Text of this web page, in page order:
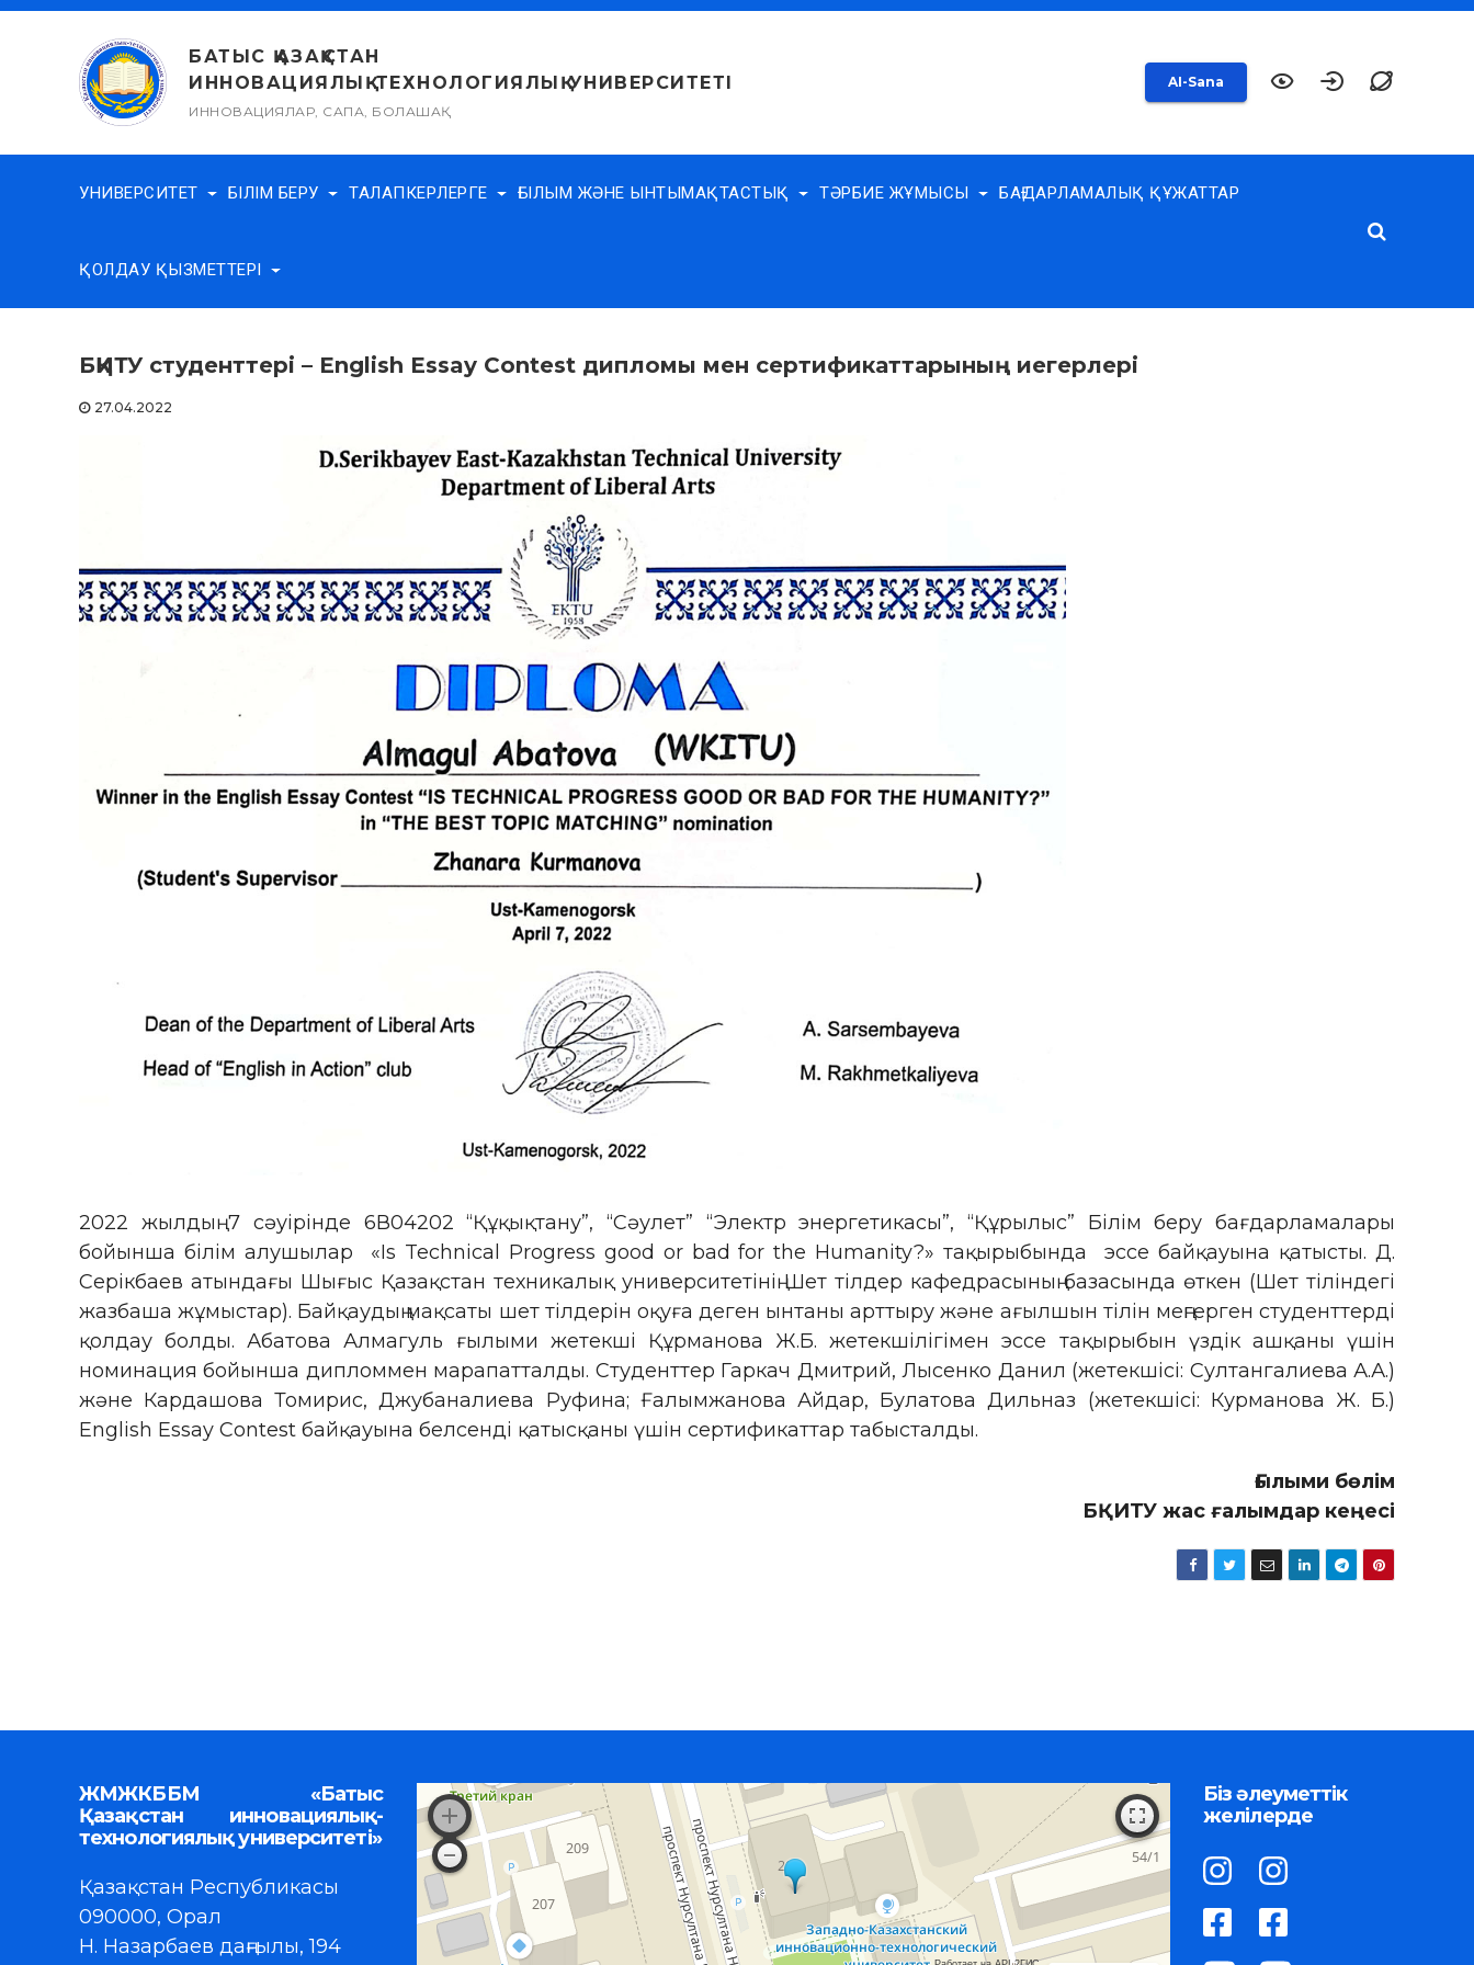
Skip
БАТЫС ҚАЗАҚСТАН
ИННОВАЦИЯЛЫҚ-ТЕХНОЛОГИЯЛЫҚ УНИВЕРСИТЕТІ
ИННОВАЦИЯЛАР, САПА, БОЛАШАҚ
AI-Sana
УНИВЕРСИТЕТ БІЛІМ БЕРУ ТАЛАПКЕРЛЕРГЕ ҒЫЛЫМ ЖӘНЕ ЫНТЫМАҚТАСТЫҚ ТӘРБИЕ ЖҰМЫСЫ БАҒДАРЛАМАЛЫҚ ҚҰЖАТТАР
ҚОЛДАУ ҚЫЗМЕТТЕРІ
БҚИТУ студенттері – English Essay Contest дипломы мен сертификаттарының иегерлері
27.04.2022
2022 жылдың 7 сәуірінде 6В04202 “Құқықтану”, “Сәулет” “Электр энергетикасы”, “Құрылыс” Білім беру бағдарламалары
бойынша білім алушылар «Is Technical Progress good or bad for the Humanity?» тақырыбында эссе байқауына қатысты. Д.
Серікбаев атындағы Шығыс Қазақстан техникалық университетінің Шет тілдер кафедрасының базасында өткен (Шет тіліндегі
жазбаша жұмыстар). Байқаудың мақсаты шет тілдерін оқуға деген ынтаны арттыру және ағылшын тілін меңгерген студенттерді
қолдау болды. Абатова Алмагуль ғылыми жетекші Құрманова Ж.Б. жетекшілігімен эссе тақырыбын үздік ашқаны үшін
номинация бойынша дипломмен марапатталды. Студенттер Гаркач Дмитрий, Лысенко Данил (жетекшісі: Султангалиева А.А.)
және Кардашова Томирис, Джубаналиева Руфина; Ғалымжанова Айдар, Булатова Дильназ (жетекшісі: Курманова Ж. Б.)
English Essay Contest байқауына белсенді қатысқаны үшін сертификаттар табысталды.
Ғылыми бөлім
БҚИТУ жас ғалымдар кеңесі
ЖМЖКББМ «Батыс
Қазақстан инновациялық-
технологиялық университеті»
Қазақстан Республикасы
090000, Орал
Н. Назарбаев даңғылы, 194
Біз әлеуметтік
желілерде